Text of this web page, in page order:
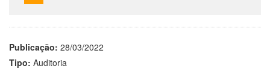
Publicação: 28/03/2022
Tipo: Auditoria